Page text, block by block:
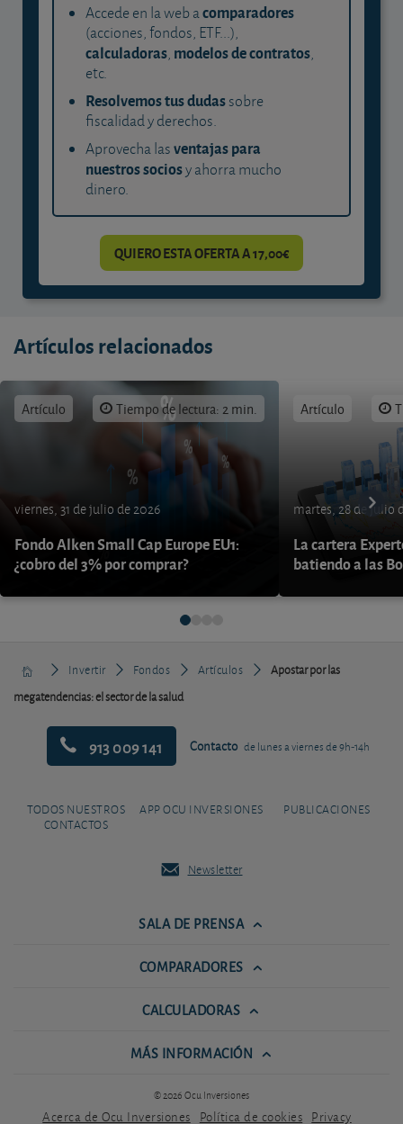
Accede en la web acomparadores
(acciones, fondos, ETF...),
calculadoras, modelos de contratos,
etc.
Resolvemos tus dudassobre
fiscalidad y derechos.
Aprovecha lasventajas para
nuestros sociosy ahorra mucho
dinero.
QUIERO ESTA OFERTA A 17,00€
Artículos relacionados
Artículo Tiempo de lectura: 2 min.
viernes, 31 de julio de 2026
Fondo Alken Small Cap Europe EU1:
¿cobro del 3% por comprar?
Artículo
martes, 28 de julio
La cartera
batiendo a las
Invertir Fondos Artículos
Apostar por las
megatendencias: el sector de la salud
913 009 141 Contacto de lunes a viernes de 9h-14h
TODOS NUESTROS
CONTACTOS
APP OCU INVERSIONES PUBLICACIONES
Newsletter
SALA DE PRENSA
COMPARADORES
CALCULADORAS
MÁS INFORMACIÓN
© 2026 Ocu Inversiones
Acerca de Ocu Inversiones Política de cookies Privacy